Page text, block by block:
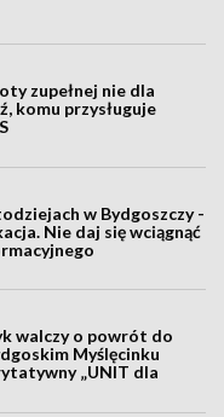
zupełnej nie dla
komu przysługuje
w Bydgoszczy -
Nie daj się wciągnąć
walczy o powrót do
Myślęcinku
„UNIT dla